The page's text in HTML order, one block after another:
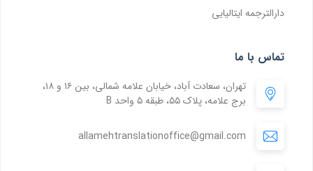
دارالترجمه ایتالیایی
تماس با ما
تهران، سعادت آباد، خیابان علامه شمالی، بین ۱۶ و ۱۸،
برج علامه، پلاک ۵۵، طبقه ۵ واحد B
allamehtranslationoffice@gmail.com